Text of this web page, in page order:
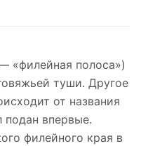
«филейная полоса»)
туши. Другое
от названия
подан впервые.
филейного края в